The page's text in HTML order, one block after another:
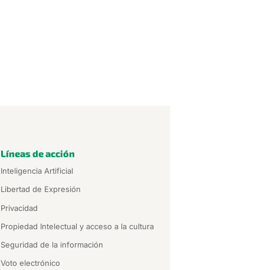
Líneas de acción
Inteligencia Artificial
Libertad de Expresión
Privacidad
Propiedad Intelectual y acceso a la cultura
Seguridad de la información
Voto electrónico